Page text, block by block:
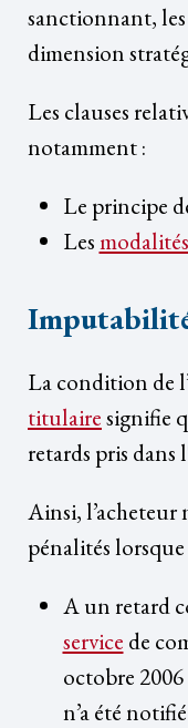
sanctionnant,
dimension
Les clauses
notamment :
Le principe
Les
La condition de
titulairesignifie
retards pris dans
Ainsi,
pénalités lorsque
A un retard
service de
octobre 2006
n’a été